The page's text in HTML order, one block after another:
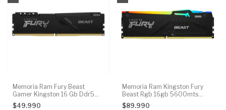
Memoria Ram Fury Beast
Gamer Kingston 16 Gb Ddr5
5600mhz
$49.990
Memoria Ram Kingston Fury
Beast Rgb 16gb 5600mts
Ddr5 Cl40
$89.990